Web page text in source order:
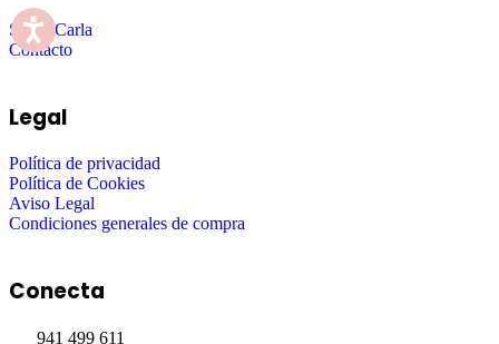
Sobre Carla
Contacto
Legal
Política de privacidad
Política de Cookies
Aviso Legal
Condiciones generales de compra
Conecta
941 499 611